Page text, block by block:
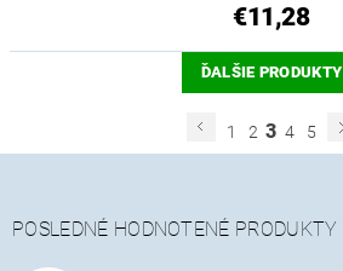
€11,28
ĎALŠIE PRODUKTY
1 2 3 4 5
POSLEDNÉ HODNOTENÉ PRODUKTY